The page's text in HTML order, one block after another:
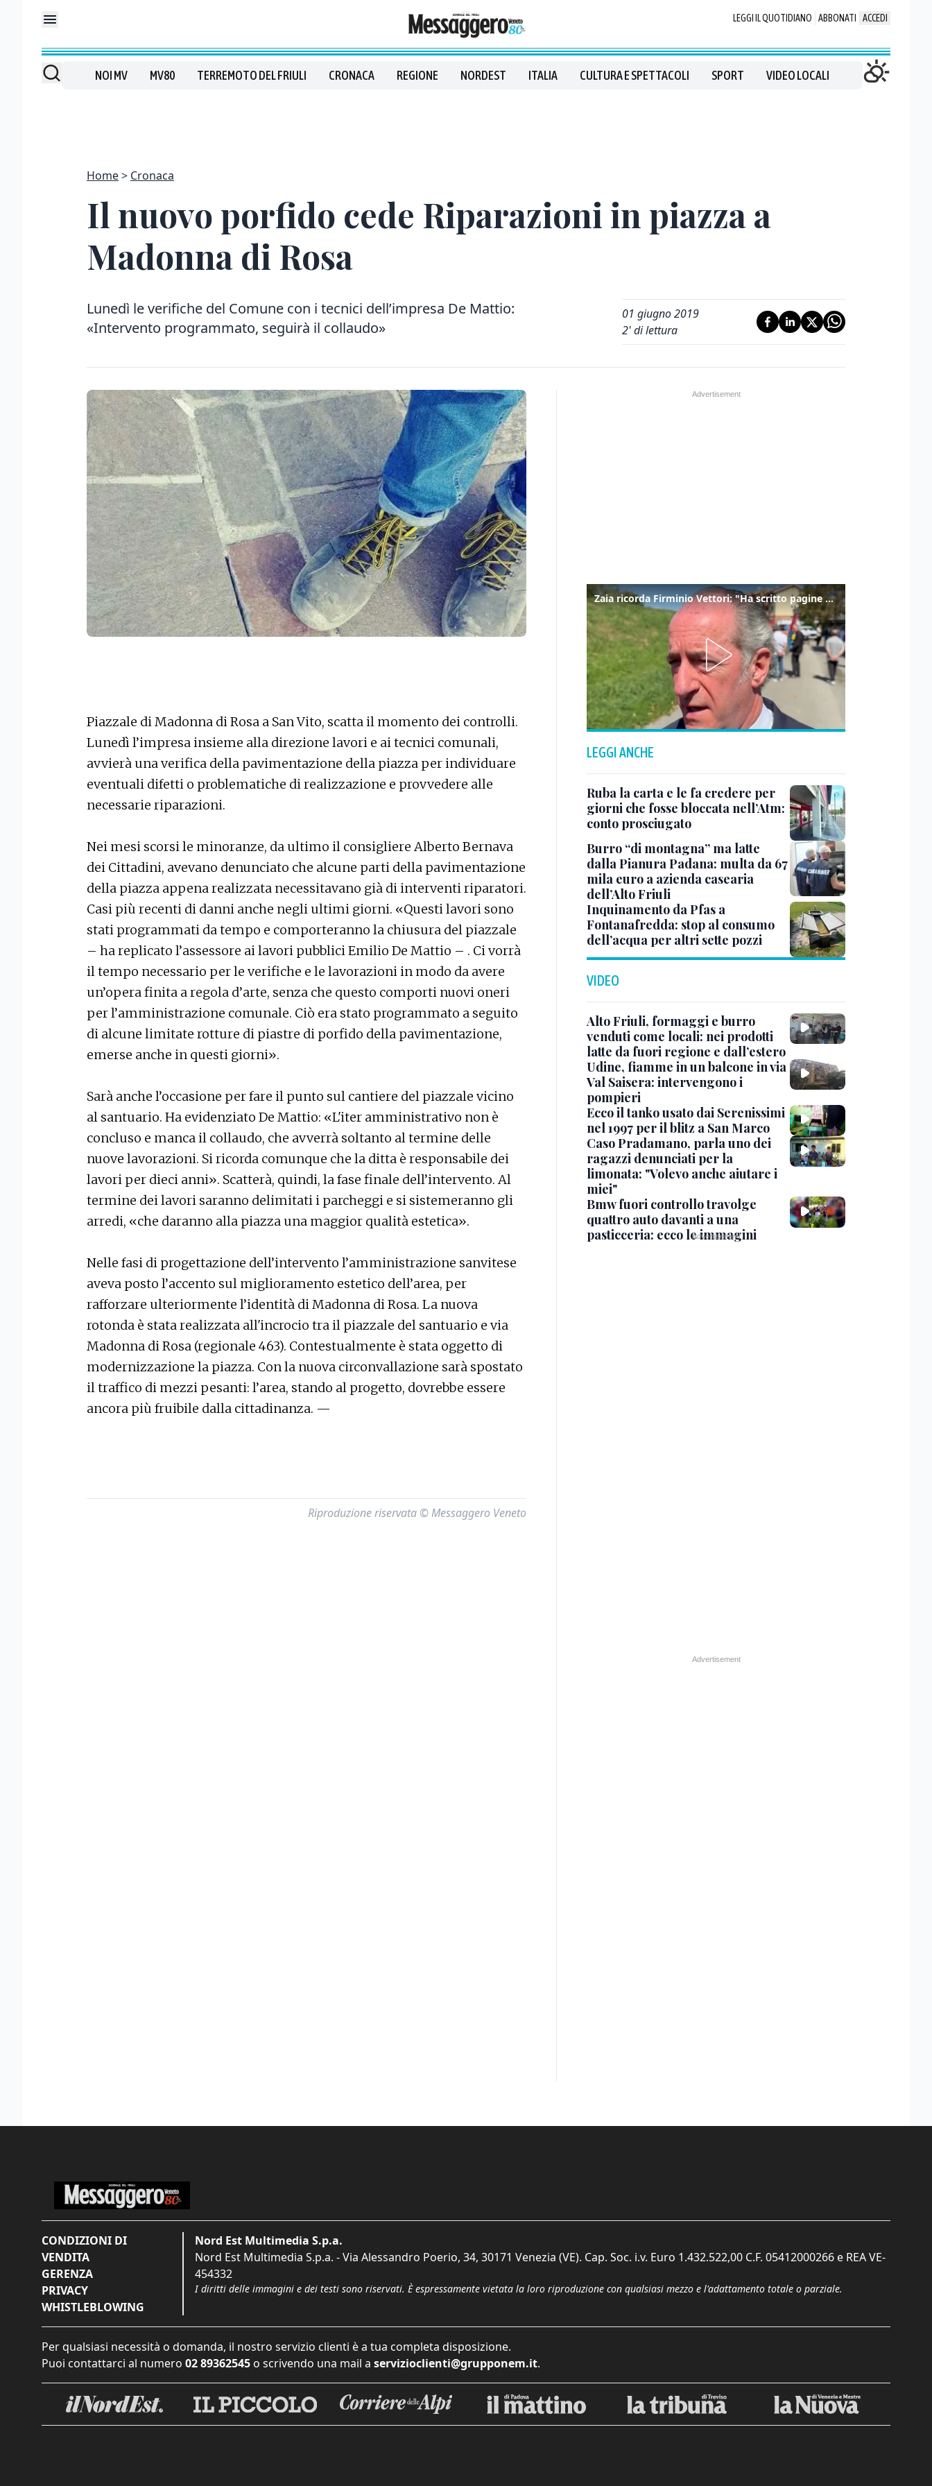
LEGGI IL QUOTIDIANO ABBONATI ACCEDI
NOI MV MV80 TERREMOTO DEL FRIULI CRONACA REGIONE NORDEST ITALIA CULTURA E SPETTACOLI SPORT VIDEO LOCALI
Home Cronaca
Il nuovo porfido cede Riparazioni in piazza a
Madonna di Rosa
Lunedì le verifiche del Comune con i tecnici dell’impresa De Mattio:
«Intervento programmato, seguirà il collaudo»
01 giugno 2019
2' di lettura
Piazzale di Madonna di Rosa a San Vito, scatta il momento dei controlli.
Lunedì l’impresa insieme alla direzione lavori e ai tecnici comunali,
avvierà una verifica della pavimentazione della piazza per individuare
eventuali difetti o problematiche di realizzazione e provvedere alle
necessarie riparazioni.
Nei mesi scorsi le minoranze, da ultimo il consigliere Alberto Bernava
dei Cittadini, avevano denunciato che alcune parti della pavimentazione
della piazza appena realizzata necessitavano già di interventi riparatori.
Casi più recenti di danni anche negli ultimi giorni. «Questi lavori sono
stati programmati da tempo e comporteranno la chiusura del piazzale
– ha replicato l’assessore ai lavori pubblici Emilio De Mattio – . Ci vorrà
il tempo necessario per le verifiche e le lavorazioni in modo da avere
un’opera finita a regola d’arte, senza che questo comporti nuovi oneri
per l’amministrazione comunale. Ciò era stato programmato a seguito
di alcune limitate rotture di piastre di porfido della pavimentazione,
emerse anche in questi giorni».
Sarà anche l’occasione per fare il punto sul cantiere del piazzale vicino
al santuario. Ha evidenziato De Mattio: «L'iter amministrativo non è
concluso e manca il collaudo, che avverrà soltanto al termine delle
nuove lavorazioni. Si ricorda comunque che la ditta è responsabile dei
lavori per dieci anni». Scatterà, quindi, la fase finale dell’intervento. Al
termine dei lavori saranno delimitati i parcheggi e si sistemeranno gli
arredi, «che daranno alla piazza una maggior qualità estetica».
Nelle fasi di progettazione dell’intervento l’amministrazione sanvitese
aveva posto l’accento sul miglioramento estetico dell’area, per
rafforzare ulteriormente l’identità di Madonna di Rosa. La nuova
rotonda è stata realizzata all'incrocio tra il piazzale del santuario e via
Madonna di Rosa (regionale 463). Contestualmente è stata oggetto di
modernizzazione la piazza. Con la nuova circonvallazione sarà spostato
il traffico di mezzi pesanti: l’area, stando al progetto, dovrebbe essere
ancora più fruibile dalla cittadinanza. —
Riproduzione riservata © Messaggero Veneto
Zaia ricorda Firminio Vettori: "Ha scritto pagine di storia del nostro territorio"
LEGGI ANCHE
Ruba la carta e le fa credere per
giorni che fosse bloccata nell’Atm:
conto prosciugato
Burro “di montagna” ma latte
dalla Pianura Padana: multa da 67
mila euro a azienda casearia
dell’Alto Friuli
Inquinamento da Pfas a
Fontanafredda: stop al consumo
dell’acqua per altri sette pozzi
VIDEO
Alto Friuli, formaggi e burro
venduti come locali: nei prodotti
latte da fuori regione e dall’estero
Udine, fiamme in un balcone in via
Val Saisera: intervengono i
pompieri
Ecco il tanko usato dai Serenissimi
nel 1997 per il blitz a San Marco
Caso Pradamano, parla uno dei
ragazzi denunciati per la
limonata: "Volevo anche aiutare i
miei"
Bmw fuori controllo travolge
quattro auto davanti a una
pasticceria: ecco le immagini
CONDIZIONI DI
VENDITA
GERENZA
PRIVACY
WHISTLEBLOWING
Nord Est Multimedia S.p.a.
Nord Est Multimedia S.p.a. - Via Alessandro Poerio, 34, 30171 Venezia (VE). Cap. Soc. i.v. Euro 1.432.522,00 C.F. 05412000266 e REA VE-
454332
I diritti delle immagini e dei testi sono riservati. È espressamente vietata la loro riproduzione con qualsiasi mezzo e l'adattamento totale o parziale.
Per qualsiasi necessità o domanda, il nostro servizio clienti è a tua completa disposizione.
Puoi contattarci al numero 02 89362545 o scrivendo una mail a servizioclienti@grupponem.it.